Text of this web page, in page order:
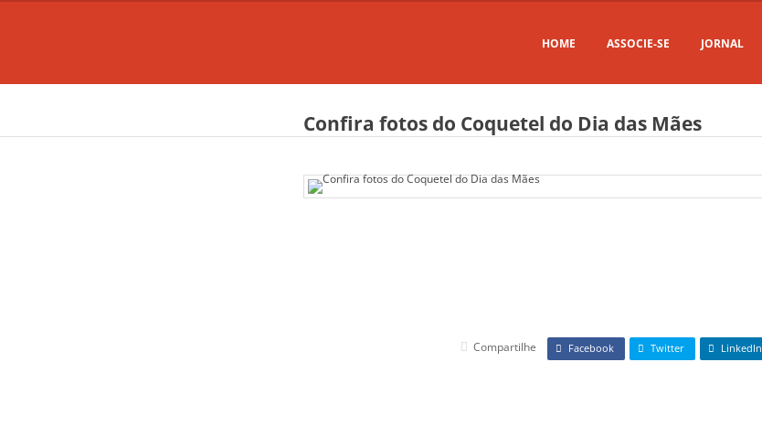
HOME ASSOCIE-SE JORNAL
Confira fotos do Coquetel do Dia das Mães
Compartilhe Facebook Twitter LinkedIn